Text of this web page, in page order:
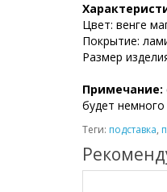
Цвет: венге
Покрытие:
Размер
Примечание:
будет
Теги: подставка,